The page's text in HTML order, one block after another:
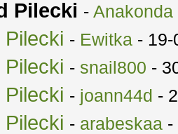
Pilecki - Anakonda
Pilecki - Ewitka - 19-
Pilecki - snail800 -
Pilecki - joann44d -
Pilecki - arabeskaa -